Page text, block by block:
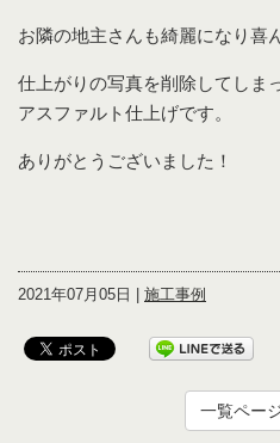
お隣の地主さんも綺麗になり喜
仕上がりの写真を削除してしま
アスファルト仕上げです。
ありがとうございました！
2021年07月05日 | 施工事例
一覧ペー